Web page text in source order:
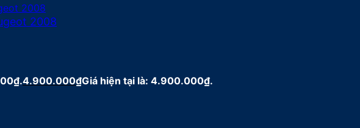
2008
4.900.000₫Giá hiện tại là: 4.900.000₫.